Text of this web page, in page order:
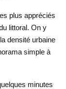
plus appréciés
littoral. On y
densité urbaine
simple à
minutes